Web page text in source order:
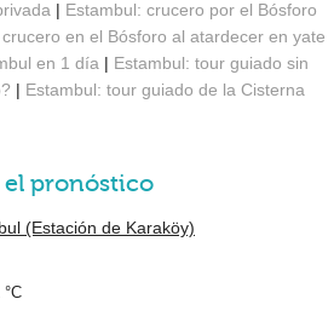
| Estambul: crucero por el Bósforo
en el Bósforo al atardecer en yate
en 1 día | Estambul: tour guiado sin
| Estambul: tour guiado de la Cisterna
pronóstico
(Estación de Karaköy)
°C